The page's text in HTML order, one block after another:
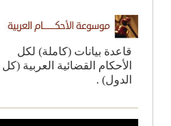
قاعدة بيانات (كاملة) لكل
الأحكام القضائية العربية (كل
الدول) .